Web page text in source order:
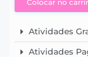
Colocar no
Atividades
Atividades